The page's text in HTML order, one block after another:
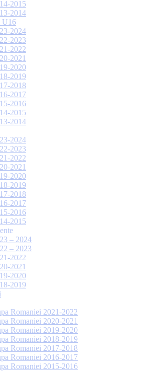
2015
2014
U16
2024
2023
2022
2021
2020
2019
2018
2017
2016
2015
2014
2024
2023
2022
2021
2020
2019
2018
2017
2016
2015
– 2024
– 2023
2022
2021
2020
2019
Romaniei 2021-2022
Romaniei 2020-2021
Romaniei 2019-2020
Romaniei 2018-2019
Romaniei 2017-2018
Romaniei 2016-2017
Romaniei 2015-2016